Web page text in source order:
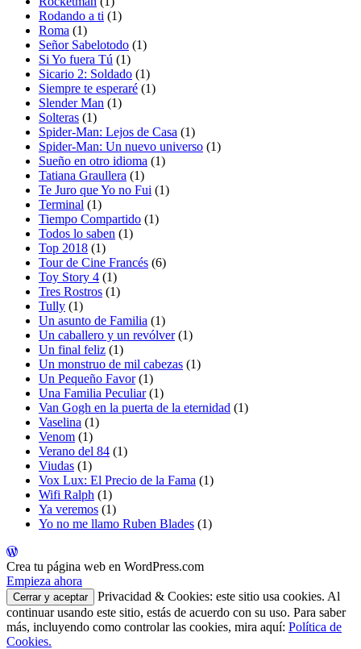
Rodando a ti (1)
Roma (1)
Señor Sabelotodo (1)
Si Yo fuera Tú (1)
Sicario 2: Soldado (1)
Siempre te esperaré (1)
Slender Man (1)
Solteras (1)
Spider-Man: Lejos de Casa (1)
Spider-Man: Un nuevo universo (1)
Sueño en otro idioma (1)
Tatiana Graullera (1)
Te Juro que Yo no Fui (1)
Terminal (1)
Tiempo Compartido (1)
Todos lo saben (1)
Top 2018 (1)
Tour de Cine Francés (6)
Toy Story 4 (1)
Tres Rostros (1)
Tully (1)
Un asunto de Familia (1)
Un caballero y un revólver(1)
Un final feliz (1)
Un monstruo de mil cabezas (1)
Un Pequeño Favor(1)
Una Familia Peculiar(1)
Van Gogh en la puerta de la eternidad (1)
Vaselina (1)
Venom (1)
Verano del 84 (1)
Viudas (1)
Vox Lux: El Precio de la Fama (1)
Wifi Ralph (1)
Ya veremos (1)
Yo no me llamo Ruben Blades (1)
Crea tu página web en WordPress.com
Empieza ahora
Privacidad & Cookies: este sitio usa cookies. Al
continuar usando este sitio, estás de acuerdo con su uso. Para saber
más, incluyendo como controlar las cookies, mira aquí: Política de
Cookies.